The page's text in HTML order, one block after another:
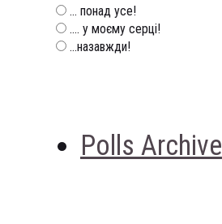
... понад усе!
.... у моєму серці!
...назавжди!
Polls Archive